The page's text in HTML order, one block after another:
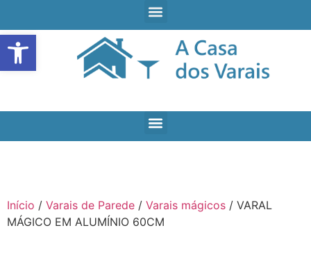
Open toolbar
Início / Varais de Parede / Varais mágicos / VARAL
MÁGICO EM ALUMÍNIO 60CM